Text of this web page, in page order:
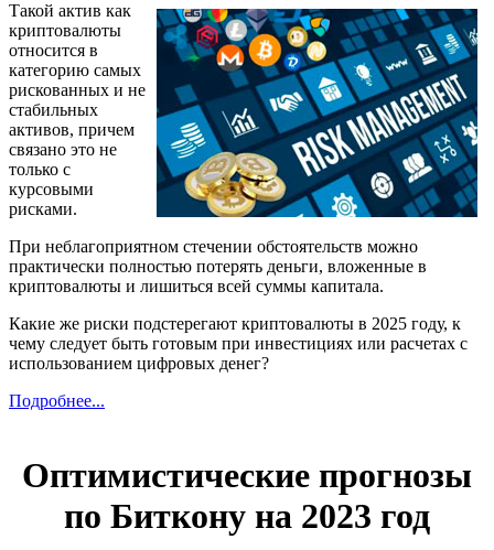
Такой актив как
криптовалюты
относится в
категорию самых
рискованных и не
стабильных
активов, причем
связано это не
только с
курсовыми
рисками.
При неблагоприятном стечении обстоятельств можно
практически полностью потерять деньги, вложенные в
криптовалюты и лишиться всей суммы капитала.
Какие же риски подстерегают криптовалюты в 2025 году, к
чему следует быть готовым при инвестициях или расчетах с
использованием цифровых денег?
Подробнее...
Оптимистические прогнозы
по Биткону на 2023 год